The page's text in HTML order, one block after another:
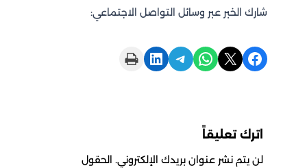
عبر وسائل التواصل الاجتماعي:
Share on WhatsApp
Share on Telegram
Share on LinkedIn
Print this Page
نشر عنوان بريدك الإلكتروني. الحقول